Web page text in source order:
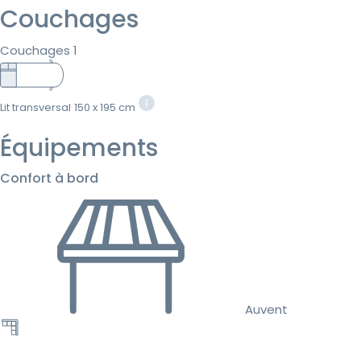
Couchages
Couchages 1
Lit transversal 150 x 195 cm
Équipements
Confort à bord
Auvent